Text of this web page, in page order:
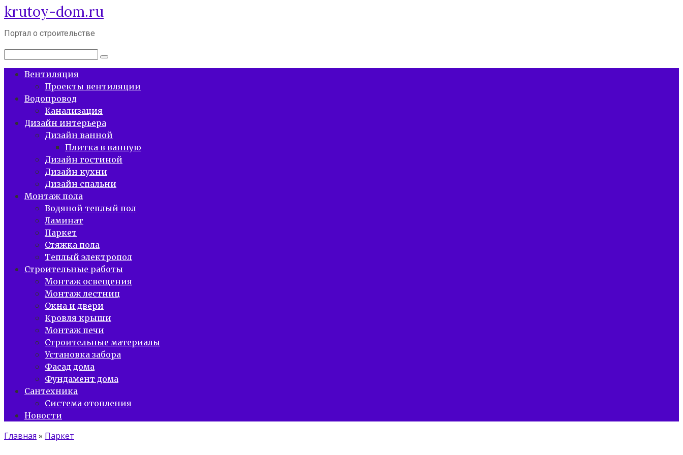
Перейти
к
контенту
krutoy-dom.ru
Портал о строительстве
Поиск:
Вентиляция
Проекты вентиляции
Водопровод
Канализация
Дизайн интерьера
Дизайн ванной
Плитка в ванную
Дизайн гостиной
Дизайн кухни
Дизайн спальни
Монтаж пола
Водяной теплый пол
Ламинат
Паркет
Стяжка пола
Теплый электропол
Строительные работы
Монтаж освещения
Монтаж лестниц
Окна и двери
Кровля крыши
Монтаж печи
Строительные материалы
Установка забора
Фасад дома
Фундамент дома
Сантехника
Система отопления
Новости
Главная » Паркет